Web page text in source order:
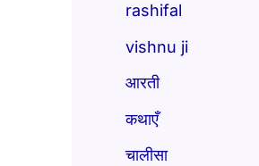
rashifal
vishnu ji
आरती
कथाएँ
चालीसा